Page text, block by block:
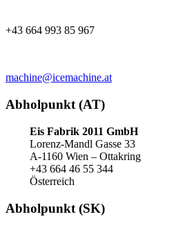
+43 664 993 85 967
machine@icemachine.at
Abholpunkt (AT)
Eis Fabrik 2011 GmbH
Lorenz-Mandl Gasse 33
A-1160 Wien – Ottakring
+43 664 46 55 344
Österreich
Abholpunkt (SK)